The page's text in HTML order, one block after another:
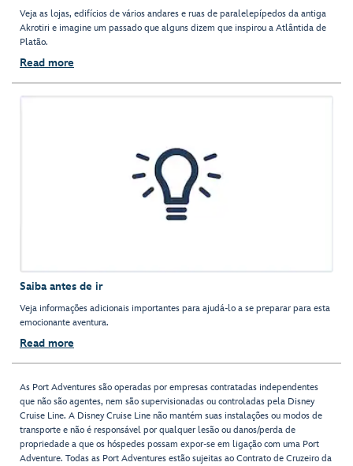
Veja as lojas, edifícios de vários andares e ruas de paralelepípedos da antiga
Akrotiri e imagine um passado que alguns dizem que inspirou a Atlântida de
Platão.
Read more
Saiba antes de ir
Veja informações adicionais importantes para ajudá-lo a se preparar para esta
emocionante aventura.
Read more
As Port Adventures são operadas por empresas contratadas independentes
que não são agentes, nem são supervisionadas ou controladas pela Disney
Cruise Line. A Disney Cruise Line não mantém suas instalações ou modos de
transporte e não é responsável por qualquer lesão ou danos/perda de
propriedade a que os hóspedes possam expor-se em ligação com uma Port
Adventure. Todas as Port Adventures estão sujeitas ao Contrato de Cruzeiro da